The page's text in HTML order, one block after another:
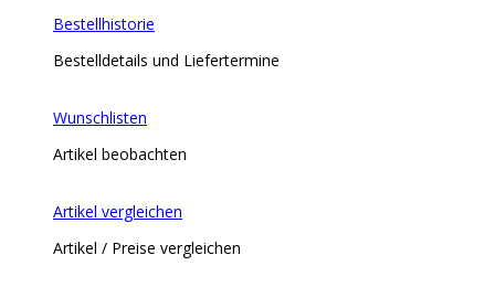
Bestellhistorie
Bestelldetails und Liefertermine
Wunschlisten
Artikel beobachten
Artikel vergleichen
Artikel / Preise vergleichen